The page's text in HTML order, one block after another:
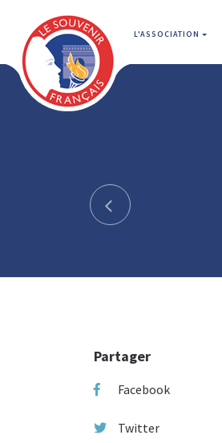
L'ASSOCIATION
Partager
Facebook
Twitter